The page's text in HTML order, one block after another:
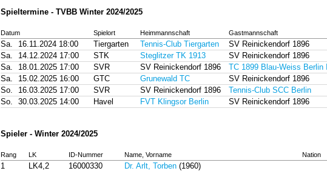
Spieltermine - TVBB Winter 2024/2025
Datum Spielort Heimmannschaft Gastmannschaft
Sa. 16.11.2024 18:00 Tiergarten Tennis-Club Tiergarten SV Reinickendorf 1896
Sa.
14.12.2024 17:00 STK Steglitzer TK 1913 SV Reinickendorf 1896
Sa.
18.01.2025 17:00 SVR SV Reinickendorf 1896 TC 1899 Blau-Weiss Berlin II
Sa.
15.02.2025 16:00 GTC Grunewald TC SV Reinickendorf 1896
So.
16.03.2025 17:00 SVR SV Reinickendorf 1896 Tennis-Club SCC Berlin
So.
30.03.2025 14:00 Havel FVT Klingsor Berlin SV Reinickendorf 1896
Spieler - Winter 2024/2025
Rang LK ID-Nummer Name, Vorname Nation
1 LK4,2 16000330 Dr. Arlt, Torben (1960)